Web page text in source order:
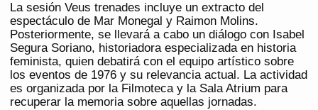
La sesión Veus trenades incluye un extracto del
espectáculo de Mar Monegal y Raimon Molins.
Posteriormente, se llevará a cabo un diálogo con Isabel
Segura Soriano, historiadora especializada en historia
feminista, quien debatirá con el equipo artístico sobre
los eventos de 1976 y su relevancia actual. La actividad
es organizada por la Filmoteca y la Sala Atrium para
recuperar la memoria sobre aquellas jornadas.